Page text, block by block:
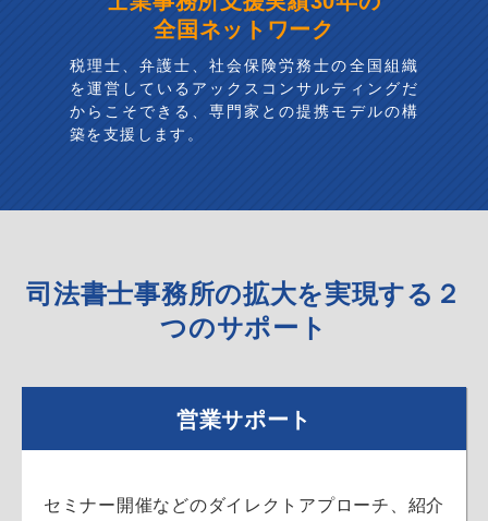
全国ネットワーク
税理士、弁護士、社会保険労務士の全国組織
を運営しているアックスコンサルティングだ
からこそできる、専門家との提携モデルの構
築を支援します。
司法書士事務所の拡大を実現する２
つのサポート
営業サポート
セミナー開催などのダイレクトアプローチ、紹介